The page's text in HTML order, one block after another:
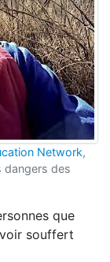
Network,
dangers des
que
souffert